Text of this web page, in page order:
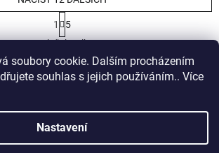
soubory cookie. Dalším procházením
souhlas s jejich používáním.. Více
Nastavení
modulární vazbu standardu
MOLLE/PALS, kterou můžete
využít k připevnění "taktického
špachtle, pouzdra na kořenky
apod.
O
l
á
c
í
p
S
t
r
n
k
á
n
í
1
5
58položek celkem
NAHORU
Vytvořil Shoptet